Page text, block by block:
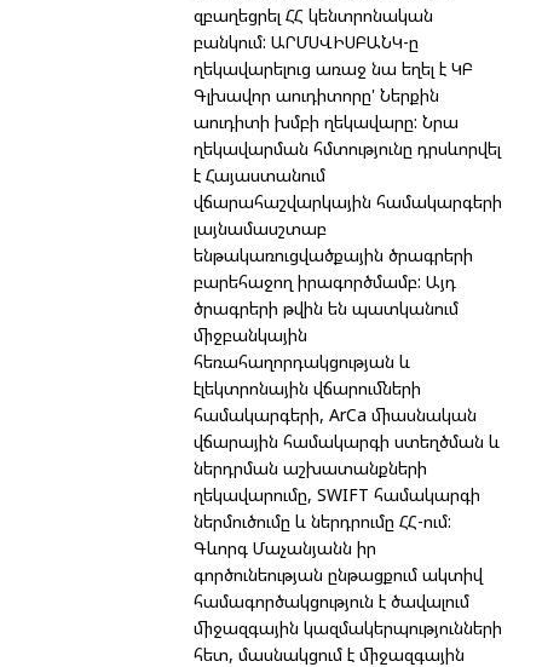
զբաղեցրել ՀՀ կենտրոնական
բանկում: ԱՐՄՍՎԻՍԲԱՆԿ-ը
ղեկավարելուց առաջ նա եղել է ԿԲ
Գլխավոր աուդիտորը' Ներքին
աուդիտի խմբի ղեկավարը: Նրա
ղեկավարման հմտությունը դրսևորվել
է Հայաստանում
վճարահաշվարկային համակարգերի
լայնամասշտաբ
ենթակառուցվածքային ծրագրերի
բարեհաջող իրագործմամբ: Այդ
ծրագրերի թվին են պատկանում
միջբանկային
հեռահաղորդակցության և
էլեկտրոնային վճարումների
համակարգերի, ArCa միասնական
վճարային համակարգի ստեղծման և
ներդրման աշխատանքների
ղեկավարումը, SWIFT համակարգի
ներմուծումը և ներդրումը ՀՀ-ում:
Գևորգ Մաչանյանն իր
գործունեության ընթացքում ակտիվ
համագործակցություն է ծավալում
միջազգային կազմակերպությունների
հետ, մասնակցում է միջազգային